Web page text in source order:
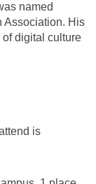
named
Association. His
digital culture
is